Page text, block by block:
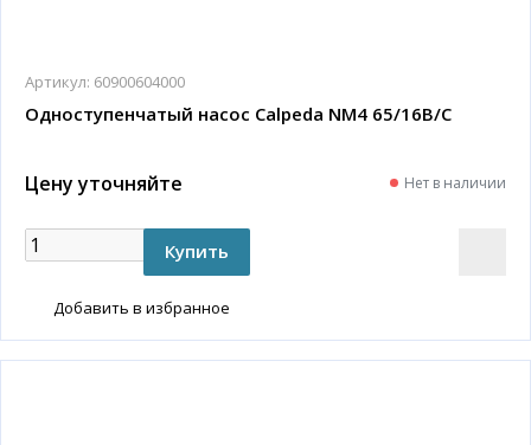
Артикул: 60900604000
Одноступенчатый насос Calpeda NM4 65/16B/C
Цену уточняйте Нет в наличии
Добавить в избранное